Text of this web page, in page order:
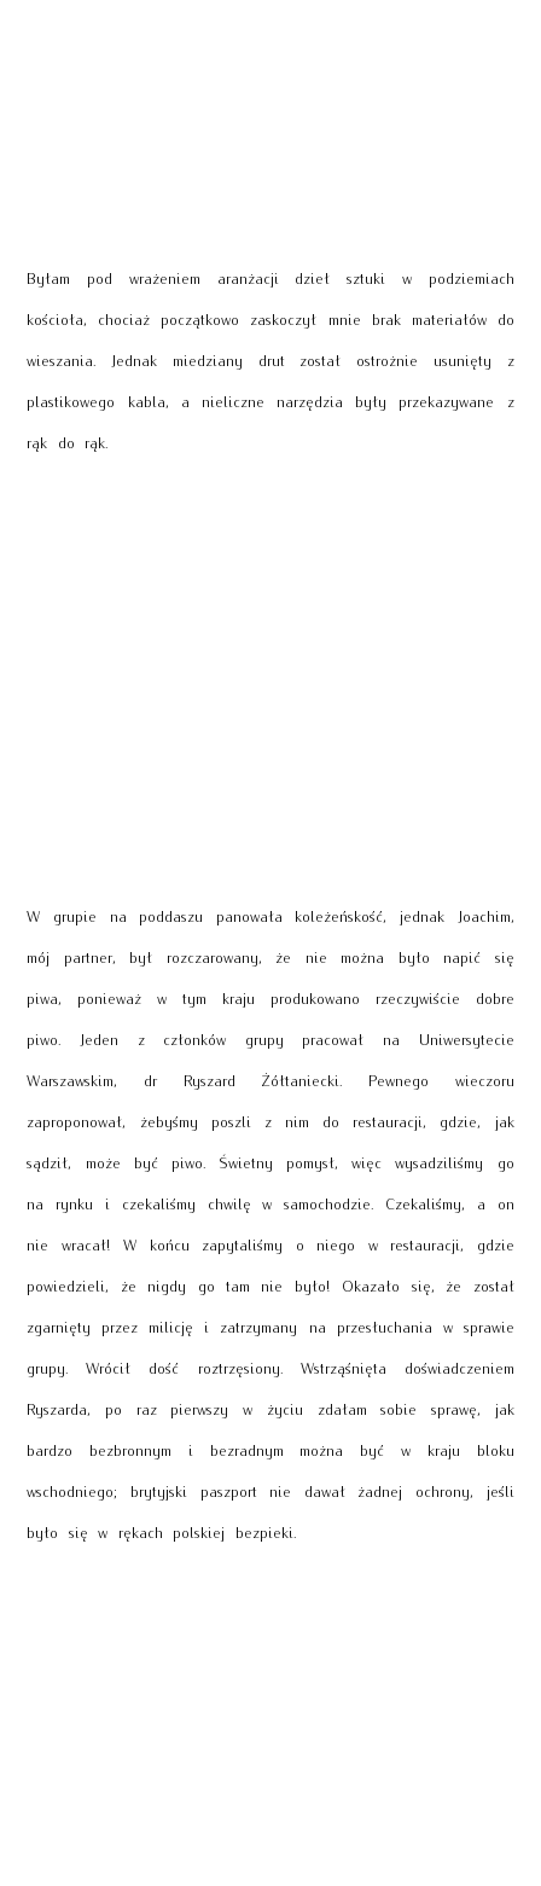
Byłam pod wrażeniem aranżacji dzieł sztuki w podziemiach
kościoła, chociaż początkowo zaskoczył mnie brak materiałów do
wieszania. Jednak miedziany drut został ostrożnie usunięty z
plastikowego kabla, a nieliczne narzędzia były przekazywane z
rąk do rąk.
W grupie na poddaszu panowała koleżeńskość, jednak Joachim,
mój partner, był rozczarowany, że nie można było napić się
piwa, ponieważ w tym kraju produkowano rzeczywiście dobre
piwo. Jeden z członków grupy pracował na Uniwersytecie
Warszawskim, dr Ryszard Żółtaniecki. Pewnego wieczoru
zaproponował, żebyśmy poszli z nim do restauracji, gdzie, jak
sądził, może być piwo. Świetny pomysł, więc wysadziliśmy go
na rynku i czekaliśmy chwilę w samochodzie. Czekaliśmy, a on
nie wracał! W końcu zapytaliśmy o niego w restauracji, gdzie
powiedzieli, że nigdy go tam nie było! Okazało się, że został
zgarnięty przez milicję i zatrzymany na przesłuchania w sprawie
grupy. Wrócił dość roztrzęsiony. Wstrząśnięta doświadczeniem
Ryszarda, po raz pierwszy w życiu zdałam sobie sprawę, jak
bardzo bezbronnym i bezradnym można być w kraju bloku
wschodniego; brytyjski paszport nie dawał żadnej ochrony, jeśli
było się w rękach polskiej bezpieki.